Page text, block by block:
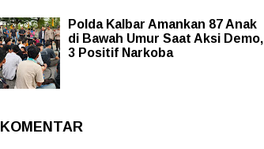
Polda Kalbar Amankan 87 Anak
di Bawah Umur Saat Aksi Demo,
3 Positif Narkoba
KOMENTAR